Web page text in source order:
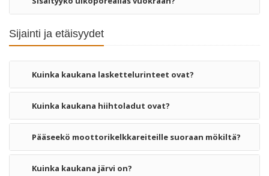
Sijainti ja etäisyydet
Kuinka kaukana laskettelurinteet ovat?
Kuinka kaukana hiihtoladut ovat?
Pääseekö moottorikelkkareiteille suoraan mökiltä?
Kuinka kaukana järvi on?